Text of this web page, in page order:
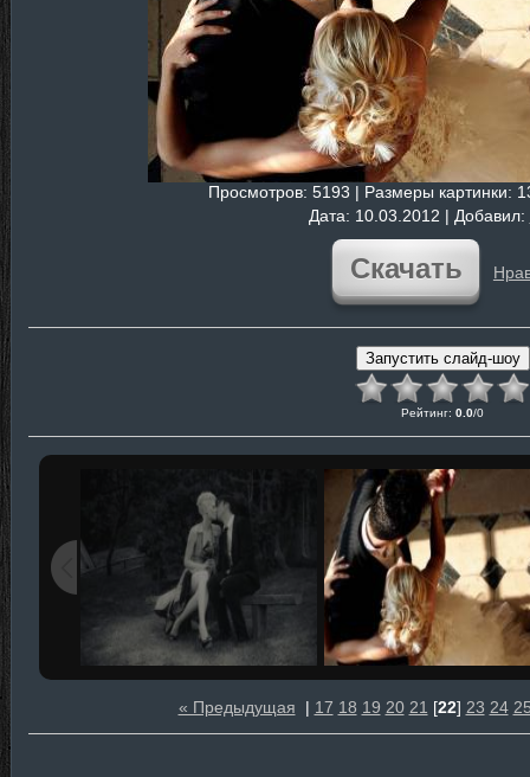
Просмотров: 5193 | Размеры картинки:
Дата: 10.03.2012 | Добавил:
Скачать
Рейтинг: 0.0/0
« Предыдущая | 17 18 19 20 21 [22] 23 24